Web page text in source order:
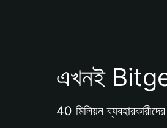
এখনই
40 মিলিয়ন